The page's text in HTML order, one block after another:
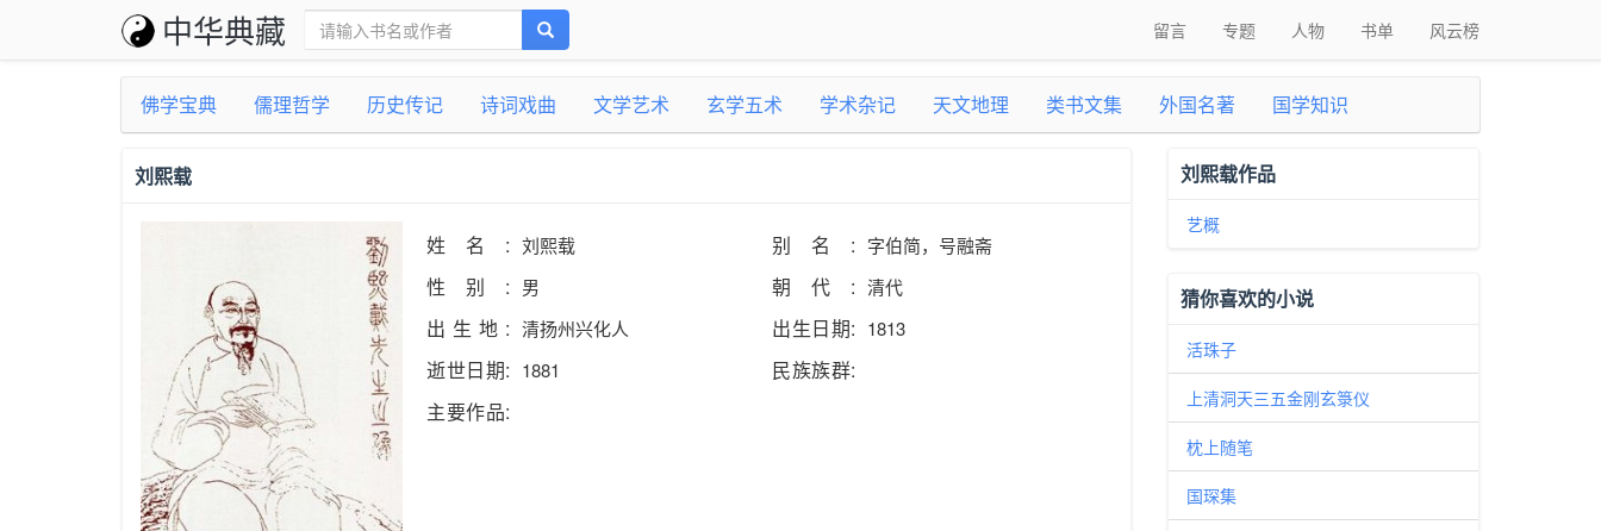
中华典藏 留言 专题 人物 书单 风云榜
佛学宝典 儒理哲学 历史传记 诗词戏曲 文学艺术 玄学五术 学术杂记 天文地理 类书文集 外国名著 国学知识
刘熙载
姓名: 刘熙载 别名: 字伯简，号融斋
性别: 男 朝代: 清代
出生地: 清扬州兴化人 出生日期: 1813
逝世日期: 1881
民族族群:
主要作品:
刘熙载作品
艺概
猜你喜欢的小说
活珠子
上清洞天三五金刚玄箓仪
枕上随笔
国琛集